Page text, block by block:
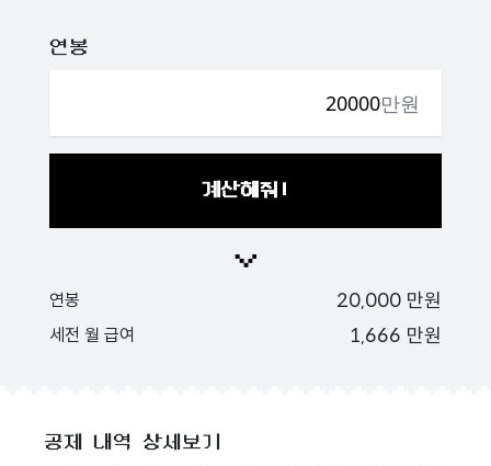
연봉
만원
계산해줘!
연봉 20,000 만원
세전 월 급여 1,666 만원
공제 내역 상세보기